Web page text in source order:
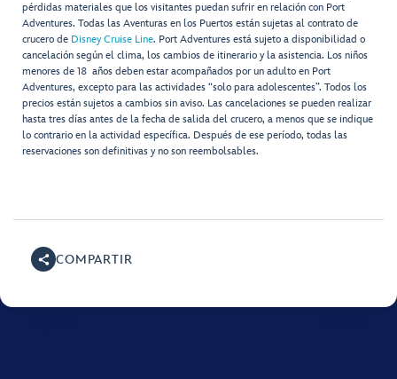
pérdidas materiales que los visitantes puedan sufrir en relación con Port
Adventures. Todas las Aventuras en los Puertos están sujetas al contrato de
crucero de Disney Cruise Line. Port Adventures está sujeto a disponibilidad o
cancelación según el clima, los cambios de itinerario y la asistencia. Los niños
menores de 18 años deben estar acompañados por un adulto en Port
Adventures, excepto para las actividades “solo para adolescentes”. Todos los
precios están sujetos a cambios sin aviso. Las cancelaciones se pueden realizar
hasta tres días antes de la fecha de salida del crucero, a menos que se indique
lo contrario en la actividad específica. Después de ese período, todas las
reservaciones son definitivas y no son reembolsables.
COMPARTIR